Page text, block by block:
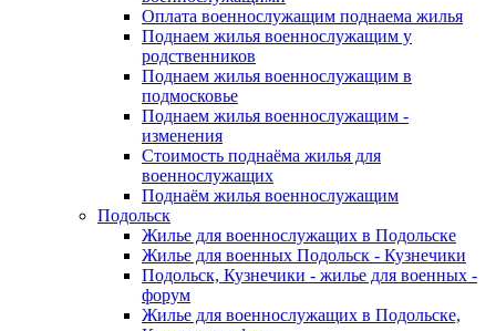
Оплата военнослужащим поднаема жилья
Поднаем жилья военнослужащим у
родственников
Поднаем жилья военнослужащим в
подмосковье
Поднаем жилья военнослужащим -
изменения
Стоимость поднаёма жилья для
военнослужащих
Поднаём жилья военнослужащим
Подольск
Жилье для военнослужащих в Подольске
Жилье для военных Подольск - Кузнечики
Подольск, Кузнечики - жилье для военных -
форум
Жилье для военнослужащих в Подольске,